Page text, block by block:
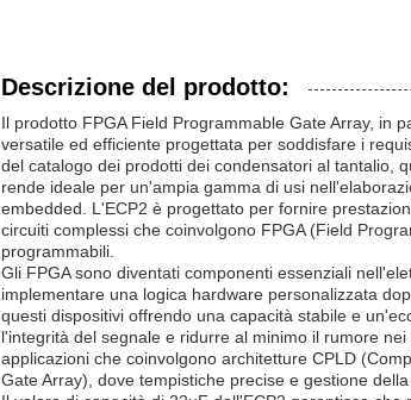
Descrizione del prodotto:
Il prodotto FPGA Field Programmable Gate Array, in
versatile ed efficiente progettata per soddisfare i
del catalogo dei prodotti dei condensatori al tantalio,
rende ideale per un'ampia gamma di usi
embedded. L'ECP2 è progettato per fornire
circuiti complessi che coinvolgono FPGA (Field
programmabili.
Gli FPGA sono diventati componenti essenziali
implementare una logica hardware personalizzata
questi dispositivi offrendo una capacità stabile e
l'integrità del segnale e ridurre al minimo il rumore
applicazioni che coinvolgono architetture CPLD
Gate Array), dove tempistiche precise e gestione